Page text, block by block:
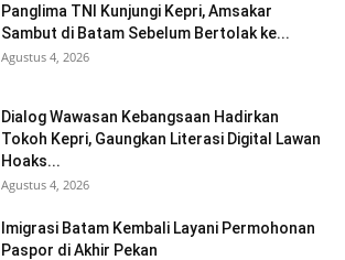
Panglima TNI Kunjungi Kepri, Amsakar
Sambut di Batam Sebelum Bertolak ke...
Agustus 4, 2026
Dialog Wawasan Kebangsaan Hadirkan
Tokoh Kepri, Gaungkan Literasi Digital Lawan
Hoaks...
Agustus 4, 2026
Imigrasi Batam Kembali Layani Permohonan
Paspor di Akhir Pekan